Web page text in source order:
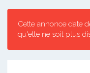
Cette annonce date
qu'elle ne soit plus